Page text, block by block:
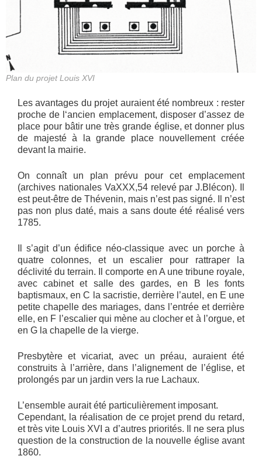
Plan du projet Louis XVI
Les avantages du projet auraient été nombreux : rester
proche de l‘ancien emplacement, disposer d’assez de
place pour bâtir une très grande église, et donner plus
de majesté à la grande place nouvellement créée
devant la mairie.
On connaît un plan prévu pour cet emplacement
(archives nationales VaXXX,54 relevé par J.Blécon). Il
est peut-être de Thévenin, mais n’est pas signé. Il n’est
pas non plus daté, mais a sans doute été réalisé vers
1785.
Il s’agit d’un édifice néo-classique avec un porche à
quatre colonnes, et un escalier pour rattraper la
déclivité du terrain. Il comporte en A une tribune royale,
avec cabinet et salle des gardes, en B les fonts
baptismaux, en C la sacristie, derrière l’autel, en E une
petite chapelle des mariages, dans l’entrée et derrière
elle, en F l’escalier qui mène au clocher et à l’orgue, et
en G la chapelle de la vierge.
Presbytère et vicariat, avec un préau, auraient été
construits à l’arrière, dans l’alignement de l’église, et
prolongés par un jardin vers la rue Lachaux.
L’ensemble aurait été particulièrement imposant.
Cependant, la réalisation de ce projet prend du retard,
et très vite Louis XVI a d’autres priorités. Il ne sera plus
question de la construction de la nouvelle église avant
1860.